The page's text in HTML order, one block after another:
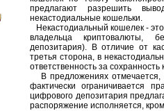
предлагают разрешить
некастодиальные кошельки.
Некастодиальный кошелек -
владельца криптовалюты,
депозитария). В отличие от
третья сторона, в
ответственность за сохранность
В предложениях отмечается,
фактически ограничивается
цифрового депозитария
распоряжение исполняется,